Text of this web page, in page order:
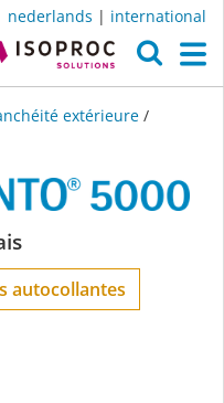
nederlands | international
extérieure /
autocollantes